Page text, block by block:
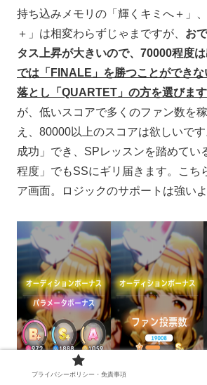
持ち込みメモリの「輝くキミへ＋」
＋」は相変わらずじゃまですが、 お
タス上昇が大きいので、70000程度は
では「FINALE」を勝つことができな
落とし「QUARTET」の方を選びます
が、低いスコアで多くのファン数を
え、80000以上のスコアは欲しいで
成功」でき、SPレッスンを踏めてい
程度」でもSSにギリ届きます。こち
ア画面。ロジックのサポートは強い
プライバシーポリシー・免責事項